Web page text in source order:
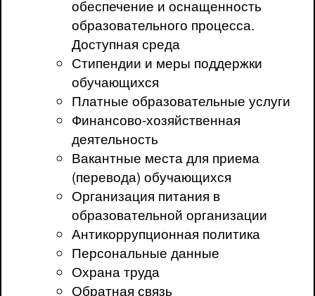
обеспечение и оснащенность
образовательного процесса.
Доступная среда
Стипендии и меры поддержки
обучающихся
Платные образовательные услуги
Финансово-хозяйственная
деятельность
Вакантные места для приема
(перевода) обучающихся
Организация питания в
образовательной организации
Антикоррупционная политика
Персональные данные
Охрана труда
Обратная связь